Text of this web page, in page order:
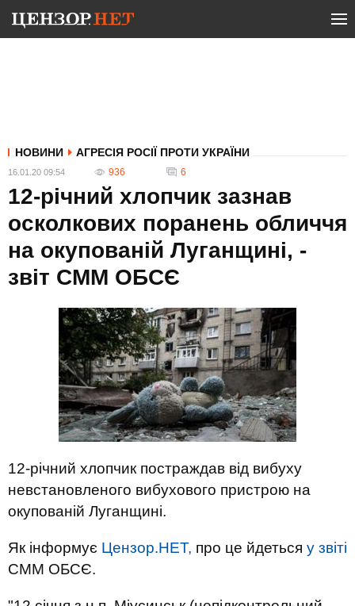
НОВИНИ АГРЕСІЯ РОСІЇ ПРОТИ УКРАЇНИ
16.01.20 09:54 936 6
12-річний хлопчик зазнав
осколкових поранень обличчя
на окупованій Луганщині, -
звіт СММ ОБСЄ
12-річний хлопчик постраждав від вибуху
невстановленого вибухового пристрою на
окупованій Луганщині.
Як інформує Цензор.НЕТ, про це йдеться у звіті
СММ ОБСЄ.